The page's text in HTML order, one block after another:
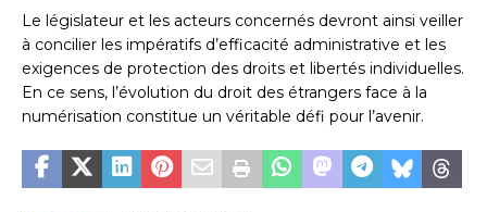
Le législateur et les acteurs concernés devront ainsi veiller
à concilier les impératifs d’efficacité administrative et les
exigences de protection des droits et libertés individuelles.
En ce sens, l’évolution du droit des étrangers face à la
numérisation constitue un véritable défi pour l’avenir.